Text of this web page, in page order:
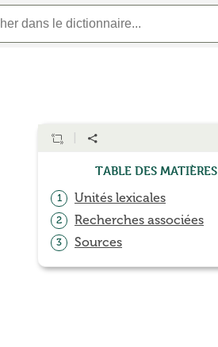
Table des matières
1 Unités lexicales
2 Recherches associées
3 Sources